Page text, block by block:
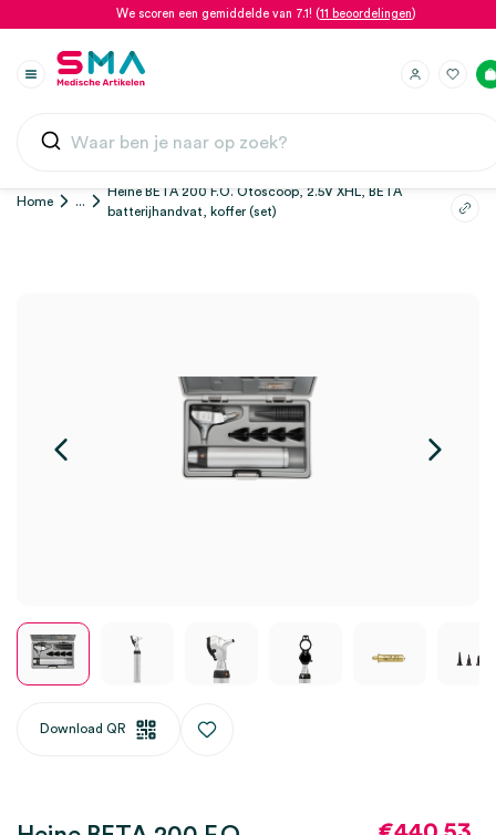
We scoren een gemiddelde van 7.1! (11 beoordelingen)
Home ...
Heine BETA 200 F.O. Otoscoop, 2.5V XHL, BETA
batterijhandvat, koffer (set)
Download QR